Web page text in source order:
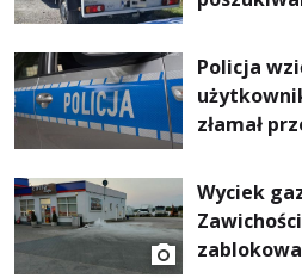
Policja
złamał
Wyciek